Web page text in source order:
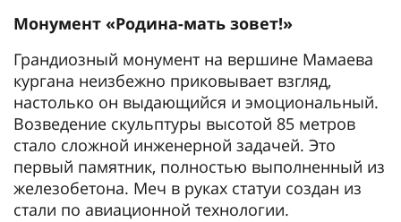
Монумент «Родина-мать зовет!»
Грандиозный монумент на вершине Мамаева
кургана неизбежно приковывает взгляд,
настолько он выдающийся и эмоциональный.
Возведение скульптуры высотой 85 метров
стало сложной инженерной задачей. Это
первый памятник, полностью выполненный из
железобетона. Меч в руках статуи создан из
стали по авиационной технологии.